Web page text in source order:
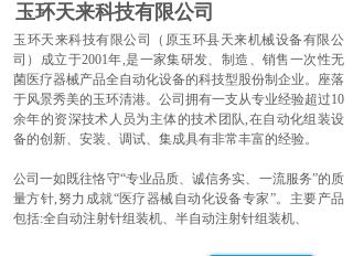
玉环天来科技有限公司
玉环天来科技有限公司（原玉环县天来机械设备有限公
司）成立于2001年,是一家集研发、制造、销售一次性无
菌医疗器械产品全自动化设备的科技型股份制企业。座落
于风景秀美的玉环清港。公司拥有一支从专业经验超过10
余年的资深技术人员为主体的技术团队,在自动化组装设
备的创新、安装、调试、集成具有非常丰富的经验。
公司一如既往恪守“专业品质、诚信务实、一流服务”的质
量方针,努力成就“医疗器械自动化设备专家”。主要产品
包括:全自动注射针组装机、半自动注射针组装机、